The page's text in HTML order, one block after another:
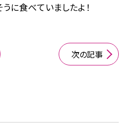
に食べていましたよ！
次の記事